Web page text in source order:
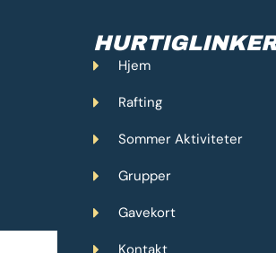
Hjem
Rafting
Sommer Aktiviteter
Grupper
Gavekort